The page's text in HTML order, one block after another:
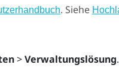
. Siehe
>Verwaltungslösung.